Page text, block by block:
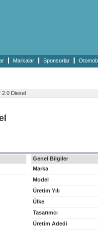
Markalar Sponsorlar
2.0 Diesel
Genel Bilgiler
Marka
Model
Üretim Yılı
Ülke
Tasarımcı
Üretim Adedi